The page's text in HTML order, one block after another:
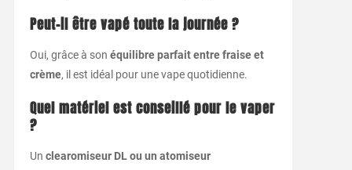
Peut-il être vapé toute la journée ?
Oui, grâce à son équilibre parfait entre fraise et
crème, il est idéal pour une vape quotidienne.
Quel matériel est conseillé pour le vaper
?
Un clearomiseur DL ou un atomiseur